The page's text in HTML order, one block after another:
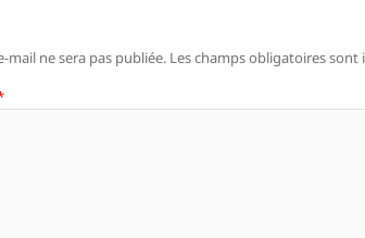
mail ne sera pas publiée. Les champs obligatoires sont